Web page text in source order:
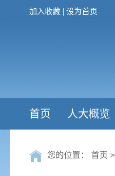
加入收藏 设为首页
首页 人大概览
您的位置： 首页 >